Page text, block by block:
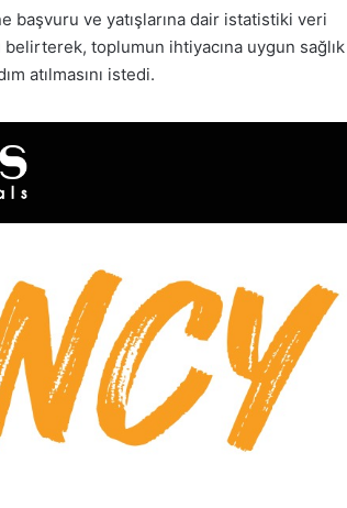
başvuru ve yatışlarına dair istatistiki veri
toplumun ihtiyacına uygun sağlık
atılmasını istedi.